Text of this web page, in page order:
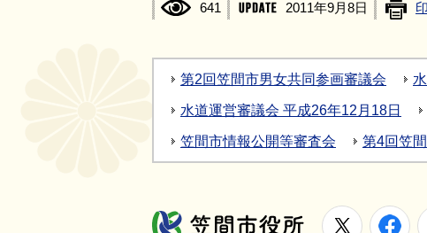
641 2011年9月8日
第2回笠間市男女共同参画審議会
水道運営審議会 平成26年12月18日
笠間市情報公開等審査会 第4回笠
笠間市役所
X